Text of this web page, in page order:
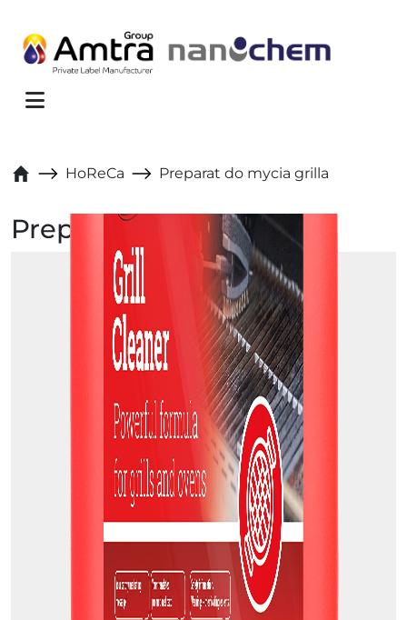
Menu
HoReCa Preparat do mycia grilla
Preparat do mycia grilla